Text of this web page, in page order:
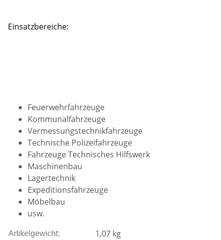
Einsatzbereiche:
Feuerwehrfahrzeuge
Kommunalfahrzeuge
Vermessungstechnikfahrzeuge
Technische Polizeifahrzeuge
Fahrzeuge Technisches Hilfswerk
Maschinenbau
Lagertechnik
Expeditionsfahrzeuge
Möbelbau
usw.
Artikelgewicht: 1,07 kg